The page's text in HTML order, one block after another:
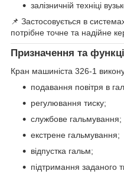
залізничній техніці
📌 Застосовується в
потрібне точне та надійне
Призначення та
Кран машиніста 326-1
подавання повітря в
регулювання тиску;
службове гальмування;
екстрене гальмування;
відпустка гальм;
підтримання заданого